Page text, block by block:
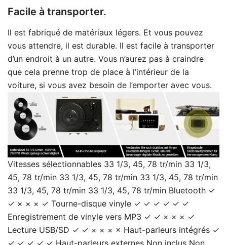
Facile à transporter.
Il est fabriqué de matériaux légers. Et vous pouvez
vous attendre, il est durable. Il est facile à transporter
d’un endroit à un autre. Vous n’aurez pas à craindre
que cela prenne trop de place à l’intérieur de la
voiture, si vous avez besoin de l’emporter avec vous.
Vitesses sélectionnables 33 1/3, 45, 78 tr/min 33 1/3,
45, 78 tr/min 33 1/3, 45, 78 tr/min 33 1/3, 45, 78 tr/min
33 1/3, 45, 78 tr/min 33 1/3, 45, 78 tr/min Bluetooth ✓
✓ × × × ✓ Tourne-disque vinyle ✓ ✓ ✓ ✓ ✓ ✓
Enregistrement de vinyle vers MP3 ✓ ✓ × × × ✓
Lecture USB/SD ✓ ✓ × × × × Haut-parleurs intégrés ✓
✓ ✓ ✓ ✓ ✓ Haut-parleurs externes Non inclus Non